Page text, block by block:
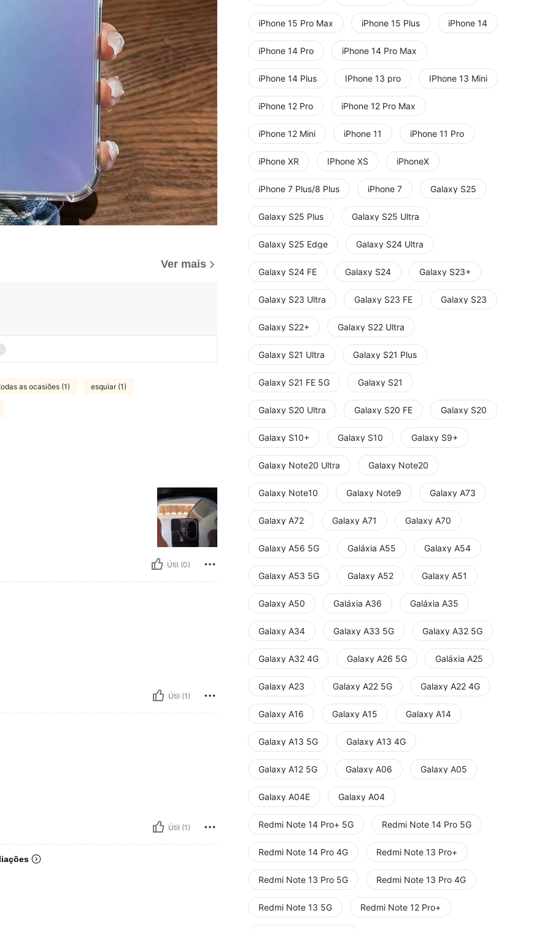
Ver mais
as ocasiões (1) esquiar (1)
Útil (0)
Útil (1)
Útil (1)
iPhone 15 Pro Max iPhone 15 Plus iPhone 14
iPhone 14 Pro iPhone 14 Pro Max
iPhone 14 Plus IPhone 13 pro IPhone 13 Mini
iPhone 12 Pro iPhone 12 Pro Max
iPhone 12 Mini iPhone 11 iPhone 11 Pro
iPhone XR IPhone XS iPhoneX
iPhone 7 Plus/8 Plus iPhone 7 Galaxy S25
Galaxy S25 Plus Galaxy S25 Ultra
Galaxy S25 Edge Galaxy S24 Ultra
Galaxy S24 FE Galaxy S24 Galaxy S23+
Galaxy S23 Ultra Galaxy S23 FE Galaxy S23
Galaxy S22+ Galaxy S22 Ultra
Galaxy S21 Ultra Galaxy S21 Plus
Galaxy S21 FE 5G Galaxy S21
Galaxy S20 Ultra Galaxy S20 FE Galaxy S20
Galaxy S10+ Galaxy S10 Galaxy S9+
Galaxy Note20 Ultra Galaxy Note20
Galaxy Note10 Galaxy Note9 Galaxy A73
Galaxy A72 Galaxy A71 Galaxy A70
Galaxy A56 5G Galáxia A55 Galaxy A54
Galaxy A53 5G Galaxy A52 Galaxy A51
Galaxy A50 Galáxia A36 Galáxia A35
Galaxy A34 Galaxy A33 5G Galaxy A32 5G
Galaxy A32 4G Galaxy A26 5G Galáxia A25
Galaxy A23 Galaxy A22 5G Galaxy A22 4G
Galaxy A16 Galaxy A15 Galaxy A14
Galaxy A13 5G Galaxy A13 4G
Galaxy A12 5G Galaxy A06 Galaxy A05
Galaxy A04E Galaxy A04
Redmi Note 14 Pro+ 5G Redmi Note 14 Pro 5G
Redmi Note 14 Pro 4G Redmi Note 13 Pro+
Redmi Note 13 Pro 5G Redmi Note 13 Pro 4G
Redmi Note 13 5G Redmi Note 12 Pro+